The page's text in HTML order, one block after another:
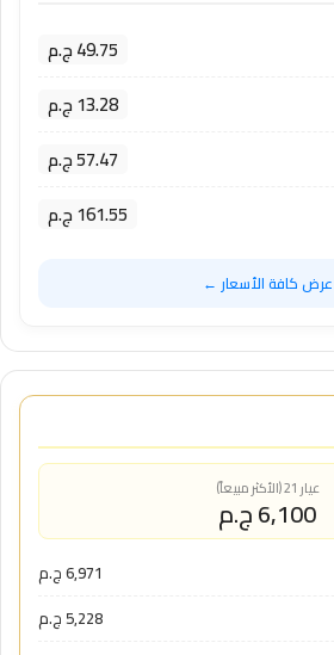
49.75 ج.م
13.28 ج.م
57.47 ج.م
161.55 ج.م
عرض كافة الأسعار ←
عيار 21 (الأكثر مبيعاً)
6,100 ج.م
6,971 ج.م
5,228 ج.م